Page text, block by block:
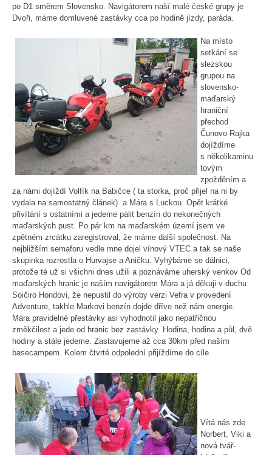
po D1 směrem Slovensko. Navigátorem naší malé české grupy je
Dvoři, máme domluvené zastávky cca po hodině jízdy, paráda.
Na místo
setkání se
slezskou
grupou na
slovensko-
maďarský
hraniční
přechod
Čunovo-Rajka
dojíždíme
s několikaminu
tovým
zpožděním a
za námi dojíždí Volfík na Babičce ( ta storka, proč přijel na ni by
vydala na samostatný článek) a Mára s Luckou. Opět krátké
přivítání s ostatními a jedeme pálit benzín do nekonečných
maďarských pust. Po pár km na maďarském území jsem ve
zpětném zrcátku zaregistroval, že máme další společnost. Na
nejbližším semaforu vedle mne dojel vínový VTEC a tak se naše
skupinka rozrostla o Hurvajse a Aničku. Vyhýbáme se dálnici,
protože té už si všichni dnes užili a poznáváme uherský venkov Od
maďarských hranic je naším navigátorem Mára a já děkuji v duchu
Soičiro Hondovi, že nepustil do výroby verzi Vefra v provedení
Adventure, takhle Markovi benzín dojde dříve než nám energie.
Mára pravidelné přestávky asi vyhodnotil jako nepatřičnou
změkčilost a jede od hranic bez zastávky. Hodina, hodina a půl, dvě
hodiny a stále jedeme. Zastavujeme až cca 30km před naším
basecampem. Kolem čtvrté odpolední přijíždíme do cíle.
Vítá nás zde
Norbert, Viki a
nová tvář-